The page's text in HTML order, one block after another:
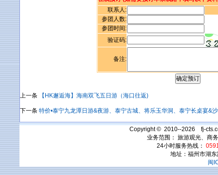
联系人:
参团人数:
参团时间:
验证码:
备注:
上一条 【HK邂逅海】海南双飞五日游（海口往返)
下一条 特价•泰宁九龙潭日游&夜游、泰宁古城、将乐玉华洞、泰宁长桌宴&
Copyright © 2010--2026 fj-
业务范围： 旅游观光、商
24小时服务热线：
地址：福州市湖
闽